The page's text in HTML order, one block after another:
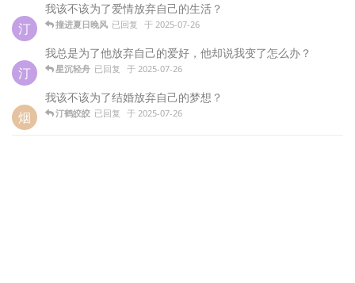
汀
我该不该为了爱情放弃自己的生活？
撞进夏日晚风 已回复 于 2025-07-26
汀
我总是为了他放弃自己的爱好，他却说我变了怎么办？
星沉轻舟 已回复 于 2025-07-26
烟
我该不该为了结婚放弃自己的梦想？
汀鹤皎皎 已回复 于 2025-07-26